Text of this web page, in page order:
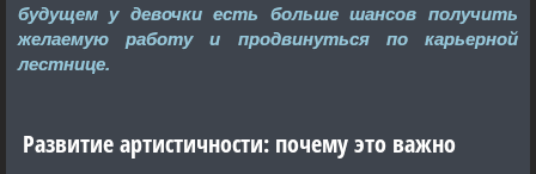
будущем у девочки есть больше шансов получить
желаемую работу и продвинуться по карьерной
лестнице.
Развитие артистичности: почему это важно